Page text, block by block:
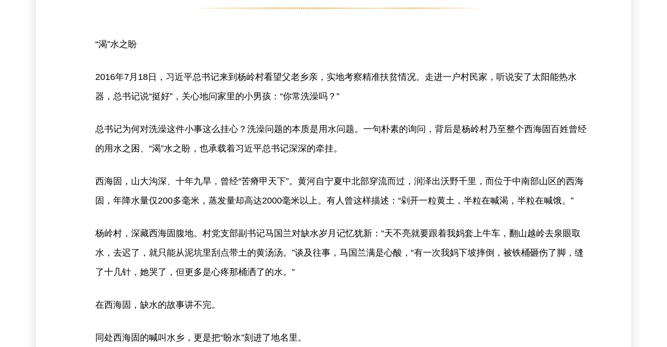
“渴”水之盼
2016年7月18日，习近平总书记来到杨岭村看望父老乡亲，实地考察精准扶贫情况。走进一户村民家，听说安了太阳能热水
器，总书记说“挺好”，关心地问家里的小男孩：“你常洗澡吗？”
总书记为何对洗澡这件小事这么挂心？洗澡问题的本质是用水问题。一句朴素的询问，背后是杨岭村乃至整个西海固百姓曾经
的用水之困、“渴”水之盼，也承载着习近平总书记深深的牵挂。
西海固，山大沟深、十年九旱，曾经“苦瘠甲天下”。黄河自宁夏中北部穿流而过，润泽出沃野千里，而位于中南部山区的西海
固，年降水量仅200多毫米，蒸发量却高达2000毫米以上。有人曾这样描述：“剁开一粒黄土，半粒在喊渴，半粒在喊饿。”
杨岭村，深藏西海固腹地。村党支部副书记马国兰对缺水岁月记忆犹新：“天不亮就要跟着我妈套上牛车，翻山越岭去泉眼取
水，去迟了，就只能从泥坑里刮点带土的黄汤汤。”谈及往事，马国兰满是心酸，“有一次我妈下坡摔倒，被铁桶砸伤了脚，缝
了十几针，她哭了，但更多是心疼那桶洒了的水。”
在西海固，缺水的故事讲不完。
同处西海固的喊叫水乡，更是把“盼水”刻进了地名里。